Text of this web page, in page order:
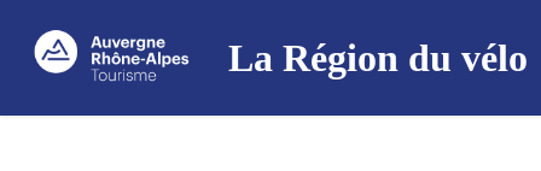
La Région du vélo